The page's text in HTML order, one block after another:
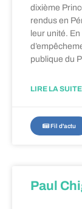
dixième
rendus en
leur unité.
publique du
LIRE LA
Fil d'actu
Paul